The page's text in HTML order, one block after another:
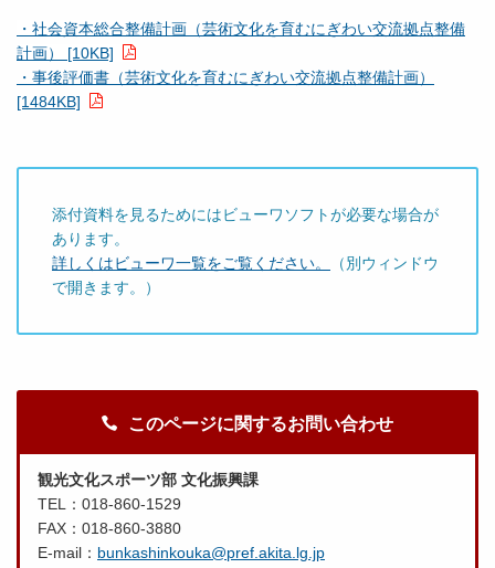
・社会資本総合整備計画（芸術文化を育むにぎわい交流拠点整備
計画） [10KB]
・事後評価書（芸術文化を育むにぎわい交流拠点整備計画）
[1484KB]
添付資料を見るためにはビューワソフトが必要な場合が
あります。
詳しくはビューワ一覧をご覧ください。
（別ウィンドウ
で開きます。）
このページに関するお問い合わせ
観光文化スポーツ部 文化振興課
TEL：018-860-1529
FAX：018-860-3880
E-mail： bunkashinkouka@pref.akita.lg.jp